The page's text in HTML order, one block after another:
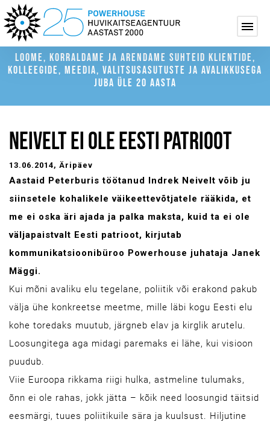
LOOME, KORRALDAME JA ARENDAME SUHTEID KLIENTIDE,
KOLLEEGIDE, MEEDIA, VALITSUSASUTUSTE JA AVALIKKUSEGA
JUBA ÜLE 20 AASTA
NEIVELT EI OLE EESTI PATRIOOT
13.06.2014, Äripäev
Aastaid Peterburis töötanud Indrek Neivelt võib ju
siinsetele kohalikele väikeettevõtjatele rääkida, et
me ei oska äri ajada ja palka maksta, kuid ta ei ole
väljapaistvalt Eesti patrioot, kirjutab
kommunikatsioonibüroo Powerhouse juhataja Janek
Mäggi.
Kui mõni avaliku elu tegelane, poliitik või erakond pakub
välja ühe konkreetse meetme, mille läbi kogu Eesti elu
kohe toredaks muutub, järgneb elav ja kirglik arutelu.
Loosungitega aga midagi paremaks ei lähe, kui visioon
puudub.
Viie Euroopa rikkama riigi hulka, astmeline tulumaks,
õnn ei ole rahas, jokk jätta – kõik need loosungid täitsid
eesmärgi, tuues poliitikuile sära ja kuulsust. Hiljutine